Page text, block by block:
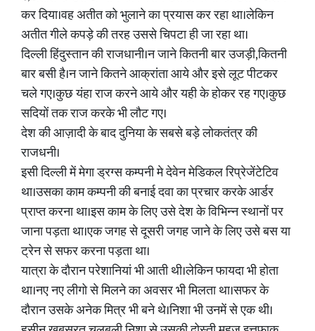
कर दिया।वह अतीत को भुलाने का प्रयास कर रहा था।लेकिन
अतीत गीले कपड़े की तरह उससे चिपटा ही जा रहा था।
दिल्ली हिंदुस्तान की राजधानी।न जाने कितनी बार उजड़ी,कितनी
बार बसी है।न जाने कितने आक्रांता आये और इसे लूट पीटकर
चले गए।कुछ यंहा राज करने आये और यही के होकर रह गए।कुछ
सदियों तक राज करके भी लौट गए।
देश की आज़ादी के बाद दुनिया के सबसे बड़े लोकतंत्र की
राजधनी।
इसी दिल्ली में मेगा ड्रग्स कम्पनी मे देवेन मेडिकल रिप्रेजेंटेटिव
था।उसका काम कम्पनी की बनाई दवा का प्रचार करके आर्डर
प्राप्त करना था।इस काम के लिए उसे देश के विभिन्न स्थानों पर
जाना पड़ता था।एक जगह से दूसरी जगह जाने के लिए उसे बस या
ट्रेन से सफर करना पड़ता था।
यात्रा के दौरान परेशानियां भी आती थी।लेकिन फायदा भी होता
था।नए नए लीगो से मिलने का अवसर भी मिलता था।सफर के
दौरान उसके अनेक मित्र भी बने थे।निशा भी उनमें से एक थी।